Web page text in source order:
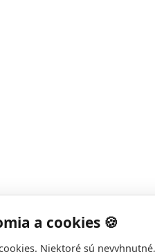
a cookies 🍪
Niektoré sú